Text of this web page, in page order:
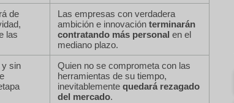
de
las
Las empresas con verdadera
ambición e innovación terminarán
contratando más personal en el
mediano plazo.
sin
Quien no se comprometa con las
herramientas de su tiempo,
inevitablemente quedará rezagado
del mercado.